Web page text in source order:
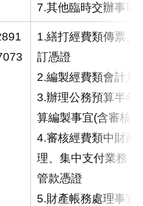
7.其他臨時交辦事項
1.繕打經費類傳票、
訂憑證
2.編製經費類會計月
3.辦理公務預算半年
算編製事宜(含審核
4.審核經費類中財政
理、集中支付業務，
管款憑證
5.財產帳務處理事宜